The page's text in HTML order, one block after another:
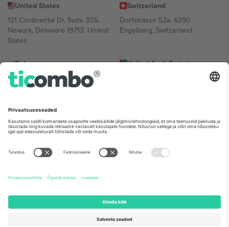
United States
131 Continental Dr, Suite 305,
Newark, Delaware 19713, United
States
Switzerland
Dorfstrasse 52a, 6390
Engelberg, Switzerland
Bulgaria
Regus Sofia City West, bul
Totleben 53-55, 1606 Sofia,
United Arab Emirates
UAE Dubai Silicon Oasis, DDP
Mexico
Av Chapultepec 360, Roma
Norte, Cuauhtémoc, 06700
Ciudad de México, CDMX,
sündmusest ja/või domeenist. Detailide jaoks vaata konkreetse
sündmuse lehte, impressumit ja tingimusi.,
2026 Ticombo. Kõik õigused kaitstud.